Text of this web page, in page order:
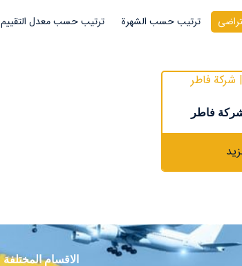
ترتيب حسب الشهرة ترتيب حسب معدل التقييم
فاطر
الاقسام المختلفة